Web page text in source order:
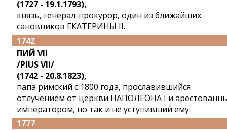
(1727 - 19.1.1793),
князь, генерал-прокурор, один из ближайших
сановников ЕКАТЕРИНЫ II.
1742
ПИЙ VII
/PIUS VII/
(1742 - 20.8.1823),
папа римский с 1800 года, прославившийся
отлучением от церкви НАПОЛЕОНА I и
императором, но так и не уступивший ему.
1777